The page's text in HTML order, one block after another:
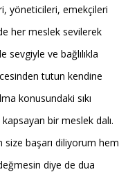
yöneticileri, emekçileri
her meslek sevilerek
sevgiyle ve bağlılıkla
tutun kendine
konusundaki sıkı
bir meslek dalı.
size başarı diliyorum hem
diye de dua